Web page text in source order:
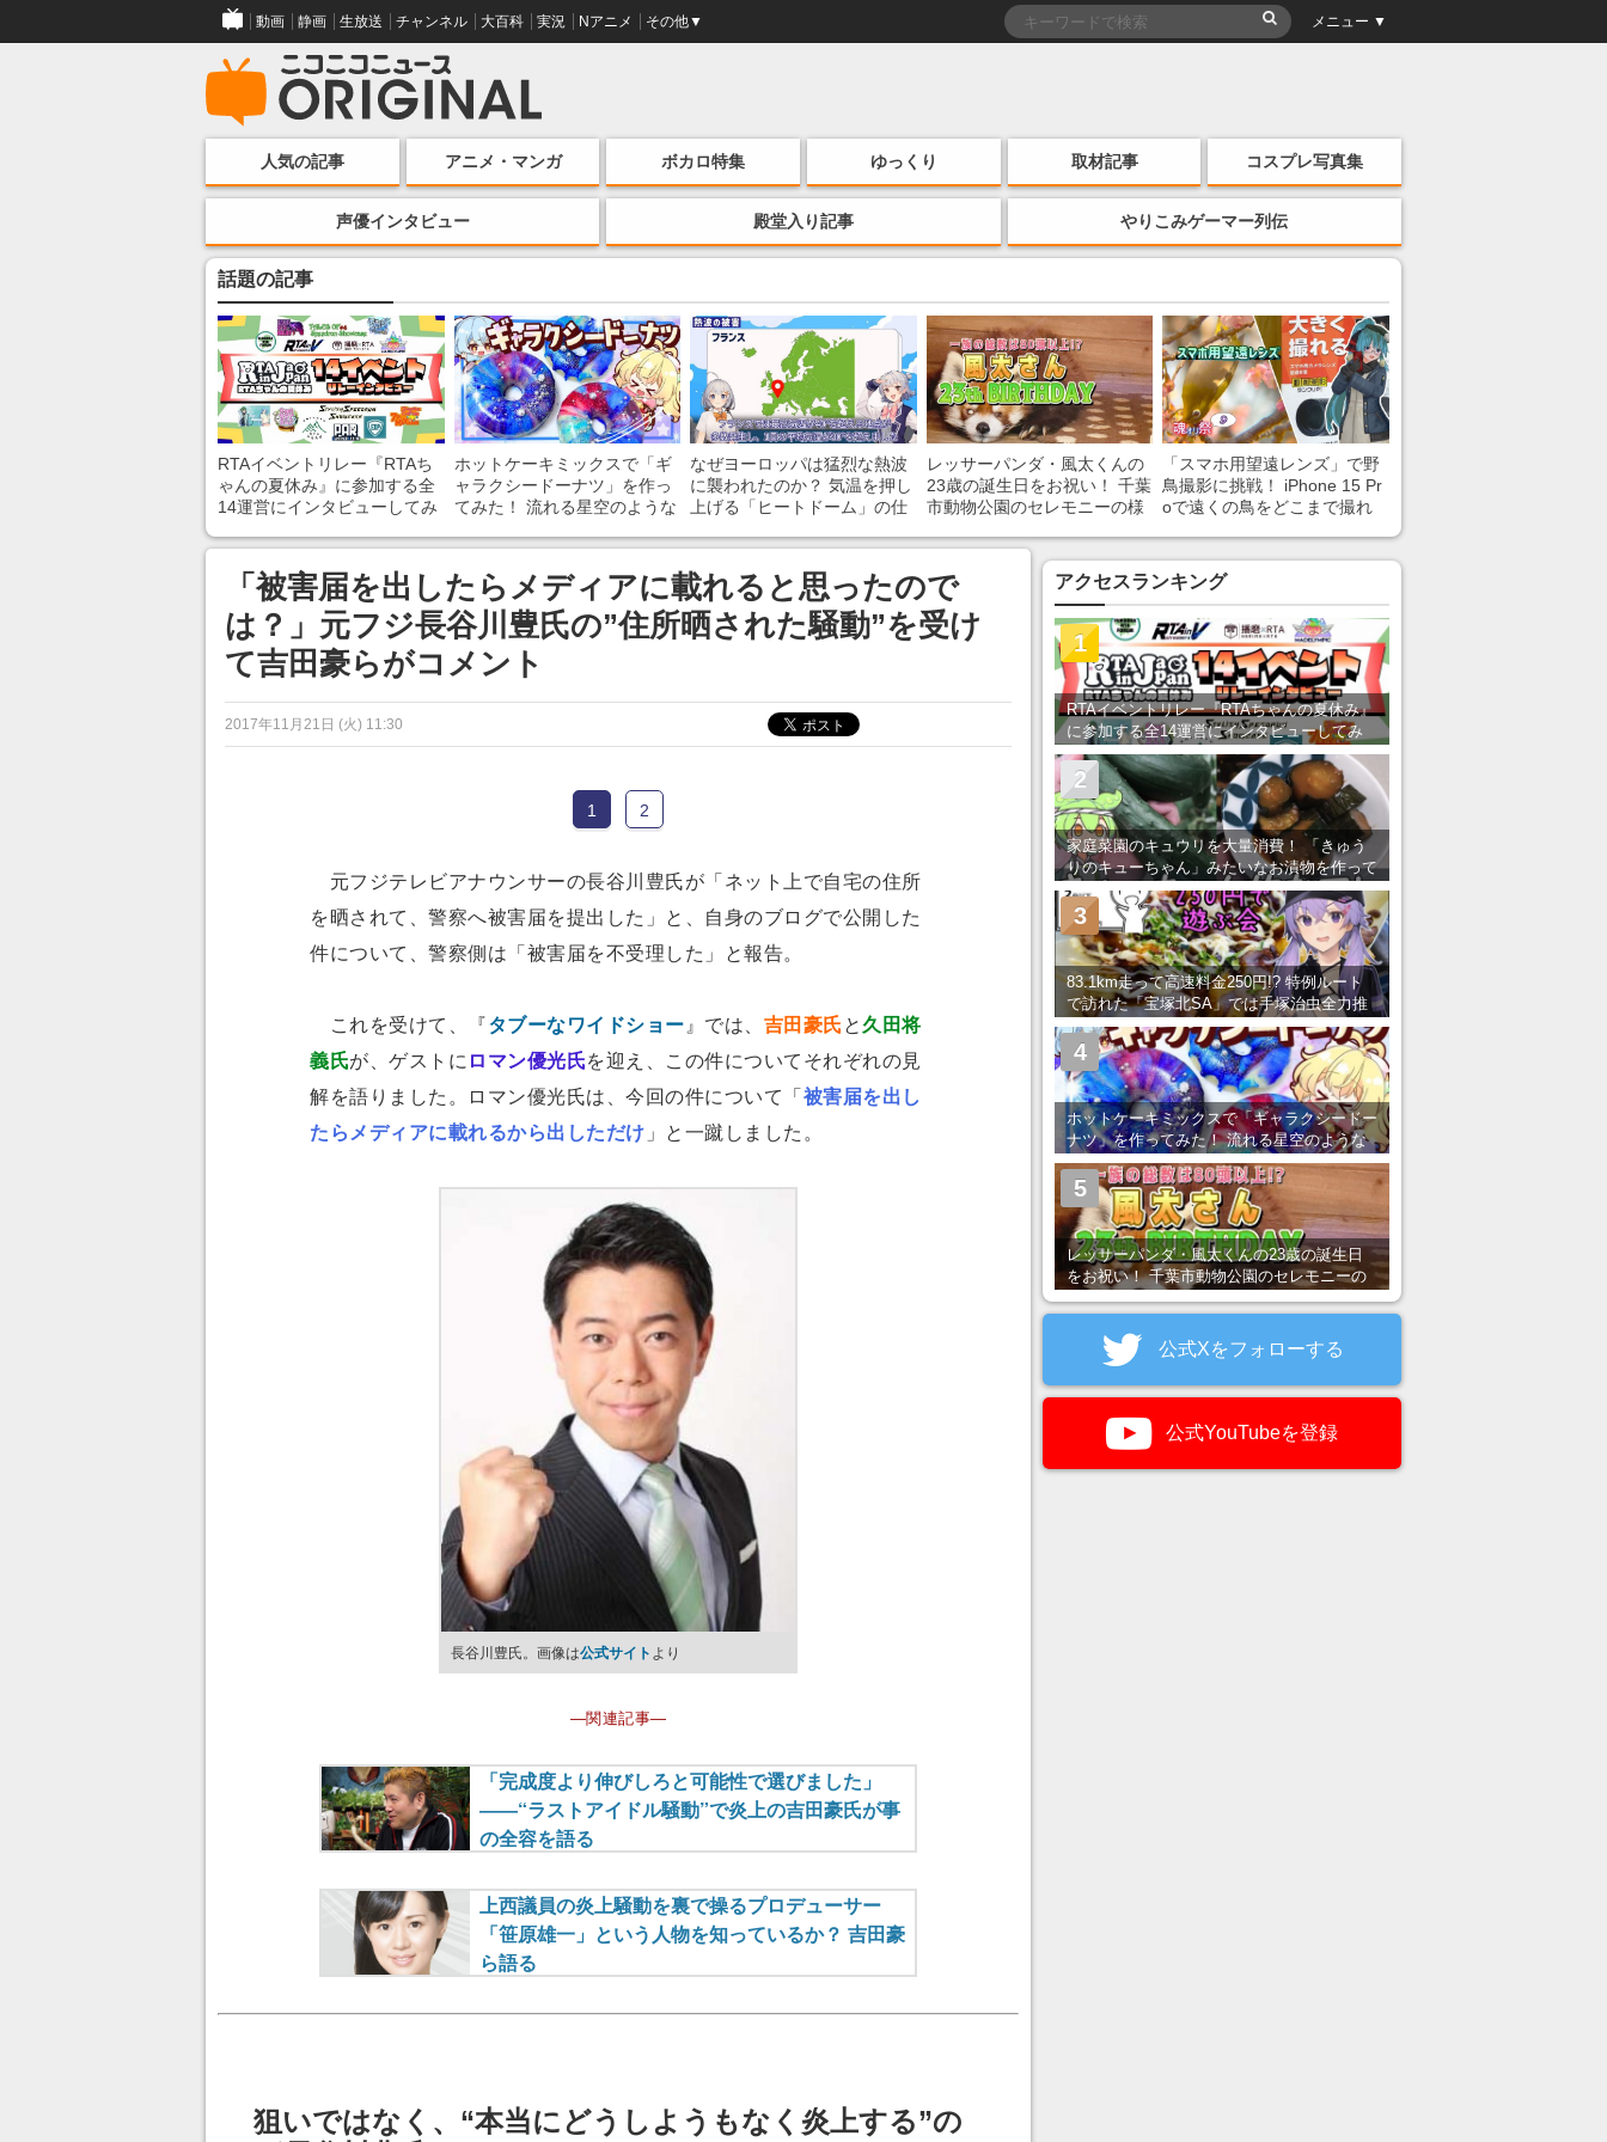
動画 静画 生放送 チャンネル 大百科 実況 Nアニメ その他▼ メニュー ▼
人気の記事 アニメ・マンガ ボカロ特集 ゆっくり 取材記事 コスプレ写真集
声優インタビュー 殿堂入り記事 やりこみゲーマー列伝
話題の記事
RTAイベントリレー『RTAち
ゃんの夏休み』に参加する全
14運営にインタビューしてみ
ンネルの貸し出しを利用し8/9
から1週間にわたって開催
ホットケーキミックスで「ギ
ャラクシードーナツ」を作っ
てみた！ 流れる星空のような
なぜヨーロッパは猛烈な熱波
に襲われたのか？ 気温を押し
上げる「ヒートドーム」の仕
レッサーパンダ・風太くんの
23歳の誕生日をお祝い！ 千葉
市動物公園のセレモニーの様
「スマホ用望遠レンズ」で野
鳥撮影に挑戦！ iPhone 15 Pr
oで遠くの鳥をどこまで撮れ
「被害届を出したらメディアに載れると思ったので
は？」元フジ長谷川豊氏の”住所晒された騒動”を受け
て吉田豪らがコメント
2017年11月21日 (火) 11:30
1 2
元フジテレビアナウンサーの長谷川豊氏が「ネット上で自宅の住所
を晒されて、警察へ被害届を提出した」と、自身のブログで公開した
件について、警察側は「被害届を不受理した」と報告。
これを受けて、『タブーなワイドショー 』では、 吉田豪氏 と久田将
義氏が、ゲストに ロマン優光氏を迎え、この件についてそれぞれの見
解を語りました。ロマン優光氏は、今回の件について「 被害届を出し
たらメディアに載れるから出しただけ 」と一蹴しました。
長谷川豊氏。画像は公式サイト より
―関連記事―
狙いではなく、“本当にどうしようもなく炎上する”の
アクセスランキング
RTAイベントリレー『RTAちゃんの夏休み』
に参加する全14運営にインタビューしてみ
た！ 「RTA in Japan」のチャンネルの貸し
出しを利用し8/9から1週間にわたって開催
1
家庭菜園のキュウリを大量消費！ 「きゅう
りのキューちゃん」みたいなお漬物を作って
みた
2
83.1km走って高速料金250円!? 特例ルート
で訪れた「宝塚北SA」では手塚治虫全力推
し＆関西グルメが楽しめる！
3
ホットケーキミックスで「ギャラクシードー
ナツ」を作ってみた！ 流れる星空のような
レンチン・レシピを紹介
4
レッサーパンダ・風太くんの23歳の誕生日
をお祝い！ 千葉市動物公園のセレモニーの
5
公式Xをフォローする
公式YouTubeを登録